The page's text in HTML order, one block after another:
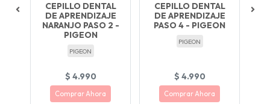
CEPILLO DENTAL
DE APRENDIZAJE
NARANJO PASO 2 -
PIGEON
Cerdas suaves y
PIGEON
$ 4.990
Comprar Ahora
CEPILLO DENTAL
DE APRENDIZAJE
PASO 4 - PIGEON
Cerdas suaves y firmes,
PIGEON
$ 4.990
Comprar Ahora